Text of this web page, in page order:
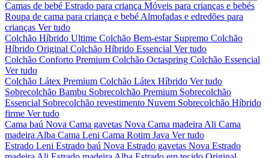
Camas de bebé Estrado para criança Móveis para crianças e bebés
Roupa de cama para criança e bebé Almofadas e edredões para
crianças Ver tudo
Colchão Híbrido Ultime Colchão Bem-estar Supremo Colchão
Híbrido Original Colchão Híbrido Essencial Ver tudo
Colchão Conforto Premium Colchão Octaspring Colchão Essencial
Ver tudo
Colchão Látex Premium Colchão Látex Híbrido Ver tudo
Sobrecolchão Bambu Sobrecolchão Premium Sobrecolchão
Essencial Sobrecolchão revestimento Nuvem Sobrecolchão Híbrido
firme Ver tudo
Cama baú Nova Cama gavetas Nova Cama madeira Ali Cama
madeira Alba Cama Leni Cama Rotim Java Ver tudo
Estrado Leni Estrado baú Nova Estrado gavetas Nova Estrado